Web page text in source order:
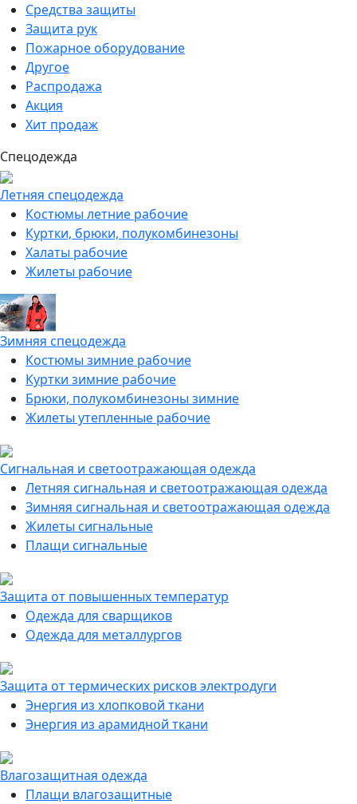
Средства защиты
Защита рук
Пожарное оборудование
Другое
Распродажа
Акция
Хит продаж
Спецодежда
Летняя спецодежда
Костюмы летние рабочие
Куртки, брюки, полукомбинезоны
Халаты рабочие
Жилеты рабочие
Зимняя спецодежда
Костюмы зимние рабочие
Куртки зимние рабочие
Брюки, полукомбинезоны зимние
Жилеты утепленные рабочие
Сигнальная и светоотражающая одежда
Летняя сигнальная и светоотражающая одежда
Зимняя сигнальная и светоотражающая одежда
Жилеты сигнальные
Плащи сигнальные
Защита от повышенных температур
Одежда для сварщиков
Одежда для металлургов
Защита от термических рисков электродуги
Энергия из хлопковой ткани
Энергия из арамидной ткани
Влагозащитная одежда
Плащи влагозащитные